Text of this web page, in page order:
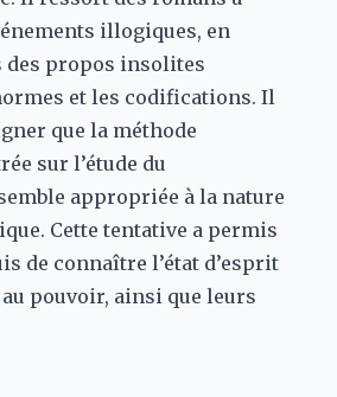
illogiques, en
des propos insolites
et les codifications. Il
que la méthode
sur l’étude du
appropriée à la nature
Cette tentative a permis
de connaître l’état d’esprit
pouvoir, ainsi que leurs